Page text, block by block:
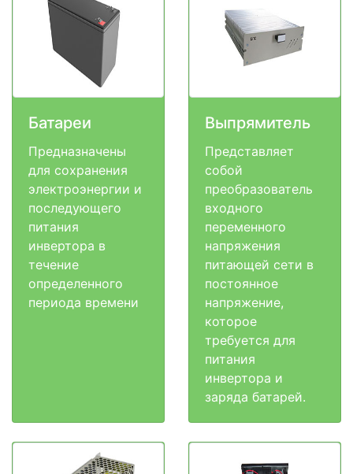
Батареи
Предназначены
для сохранения
электроэнергии и
последующего
питания
инвертора в
течение
определенного
периода времени
Выпрямитель
Представляет
собой
преобразователь
входного
переменного
напряжения
питающей сети в
постоянное
напряжение,
которое
требуется для
питания
инвертора и
заряда батарей.